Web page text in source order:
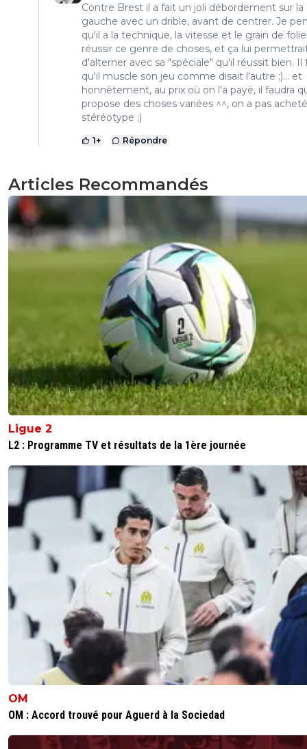
Contre Brest il a fait un joli débordement sur la
gauche avec un drible, avant de centrer. Je
qu'il a la technique, la vitesse et le grain de
réussir ce genre de choses, et ça lui
d'alterner avec sa "spéciale" qu'il réussit bien. Il
qu'il muscle son jeu comme disait l'autre ;)... et
honnêtement, au prix où on l'a payé, il faudra
propose des choses variées ^^, on a pas
stéréotype ;)
1+ Répondre
Articles Recommandés
Ligue 2
L2 : Programme TV et résultats de la 1ère journée
OM
OM : Accord trouvé pour Aguerd à la Sociedad